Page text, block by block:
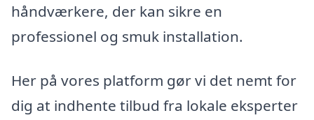
håndværkere, der kan sikre en
professionel og smuk installation.
Her på vores platform gør vi det nemt for
dig at indhente tilbud fra lokale eksperter